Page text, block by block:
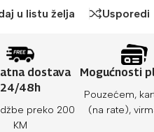
u listu želja Usporedi
dostava
24/48h
preko 200
KM
Mogućnosti
Pouzećem,
(na rate),